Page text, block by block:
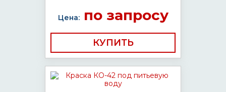
Цена:по запросу
КУПИТЬ